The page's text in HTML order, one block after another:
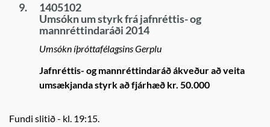
9.
1405102
Umsókn um styrk frá jafnréttis- og
mannréttindaráði 2014
Umsókn íþróttafélagsins Gerplu
Jafnréttis- og mannréttindaráð ákveður að veita
umsækjanda styrk að fjárhæð kr. 50.000
Fundi slitið - kl. 19:15.